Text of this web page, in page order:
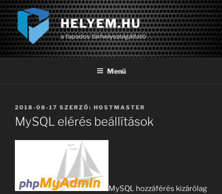
Tartalomhoz
HELYEM.HU
a fapados tárhelyszolgáltató
Menü
BEKÜLDVE:
2018-08-17 SZERZŐ: HOSTMASTER
MySQL elérés beállítások
MySQL hozzáférés kizárólag